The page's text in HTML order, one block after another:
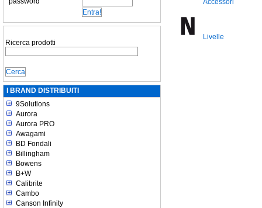
Ricerca prodotti
I BRAND DISTRIBUITI
9Solutions
Aurora
Aurora PRO
Awagami
BD Fondali
Billingham
Bowens
B+W
Calibrite
Cambo
Canson Infinity
Accessori
Livelle